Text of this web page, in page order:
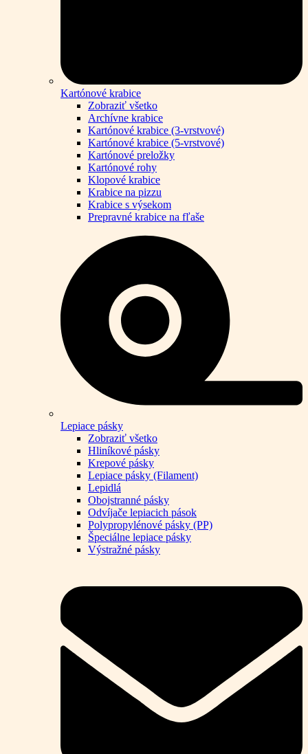
Kartónové krabice
Zobraziť všetko
Archívne krabice
Kartónové krabice (3-vrstvové)
Kartónové krabice (5-vrstvové)
Kartónové preložky
Kartónové rohy
Klopové krabice
Krabice na pizzu
Krabice s výsekom
Prepravné krabice na fľaše
Lepiace pásky
Zobraziť všetko
Hliníkové pásky
Krepové pásky
Lepiace pásky (Filament)
Lepidlá
Obojstranné pásky
Odvíjače lepiacich pások
Polypropylénové pásky (PP)
Špeciálne lepiace pásky
Výstražné pásky